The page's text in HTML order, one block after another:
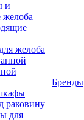
и
желоба
желоба
раковину
для
Бренды